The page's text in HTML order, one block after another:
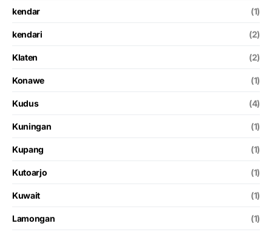
kendar (1)
kendari (2)
Klaten (2)
Konawe (1)
Kudus (4)
Kuningan (1)
Kupang (1)
Kutoarjo (1)
Kuwait (1)
Lamongan (1)